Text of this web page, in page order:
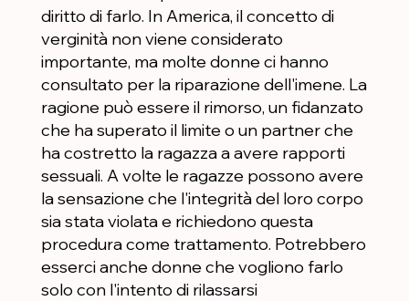
diritto di farlo. In America, il concetto di
verginità non viene considerato
importante, ma molte donne ci hanno
consultato per la riparazione dell'imene. La
ragione può essere il rimorso, un fidanzato
che ha superato il limite o un partner che
ha costretto la ragazza a avere rapporti
sessuali. A volte le ragazze possono avere
la sensazione che l'integrità del loro corpo
sia stata violata e richiedono questa
procedura come trattamento. Potrebbero
esserci anche donne che vogliono farlo
solo con l'intento di rilassarsi